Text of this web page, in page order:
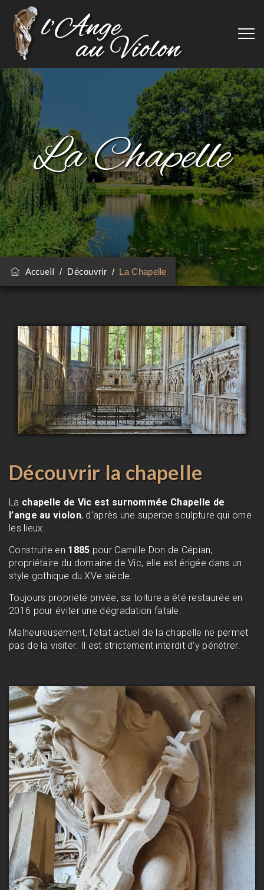
La Chapelle
Accueil / Découvrir/ La Chapelle
Découvrir la chapelle
La chapelle de Vic est surnommée Chapelle de
l’ange au violon, d’après une superbe sculpture qui orne
les lieux.
Construite en 1885 pour Camille Don de Cépian,
propriétaire du domaine de Vic, elle est érigée dans un
style gothique du XVe siècle.
Toujours propriété privée, sa toiture a été restaurée en
2016 pour éviter une dégradation fatale.
Malheureusement, l’état actuel de la chapelle ne permet
pas de la visiter. Il est strictement interdit d’y pénétrer.